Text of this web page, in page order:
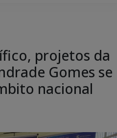
projetos da
Gomes se
nacional